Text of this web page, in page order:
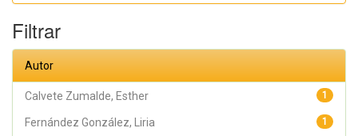
Filtrar
Autor
1
Calvete Zumalde, Esther
1
Fernández González, Liria